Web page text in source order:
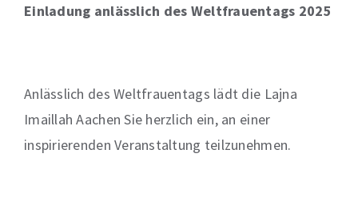
Einladung anlässlich des Weltfrauentags 2025
Anlässlich des Weltfrauentags lädt die Lajna
Imaillah Aachen Sie herzlich ein, an einer
inspirierenden Veranstaltung teilzunehmen.